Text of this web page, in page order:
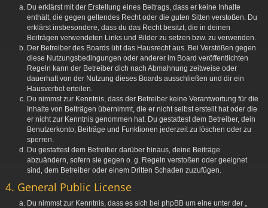
Du erklärst mit der Erstellung eines Beitrags, dass er keine Inhalte
enthält, die gegen geltendes Recht oder die guten Sitten verstoßen. Du
erklärst insbesondere, dass du das Recht besitzt, die in deinen
Beiträgen verwendeten Links und Bilder zu setzen bzw. zu verwenden.
Der Betreiber des Boards übt das Hausrecht aus. Bei Verstößen gegen
diese Nutzungsbedingungen oder anderer im Board veröffentlichten
Regeln kann der Betreiber dich nach Abmahnung zeitweise oder
dauerhaft von der Nutzung dieses Boards ausschließen und dir ein
Hausverbot erteilen.
Du nimmst zur Kenntnis, dass der Betreiber keine Verantwortung für die
Inhalte von Beiträgen übernimmt, die er nicht selbst erstellt hat oder die
er nicht zur Kenntnis genommen hat. Du gestattest dem Betreiber, dein
Benutzerkonto, Beiträge und Funktionen jederzeit zu löschen oder zu
sperren.
Du gestattest dem Betreiber darüber hinaus, deine Beiträge
abzuändern, sofern sie gegen o. g. Regeln verstoßen oder geeignet
sind, dem Betreiber oder einem Dritten Schaden zuzufügen.
4. General Public License
Du nimmst zur Kenntnis, dass es sich bei phpBB um eine unter der „